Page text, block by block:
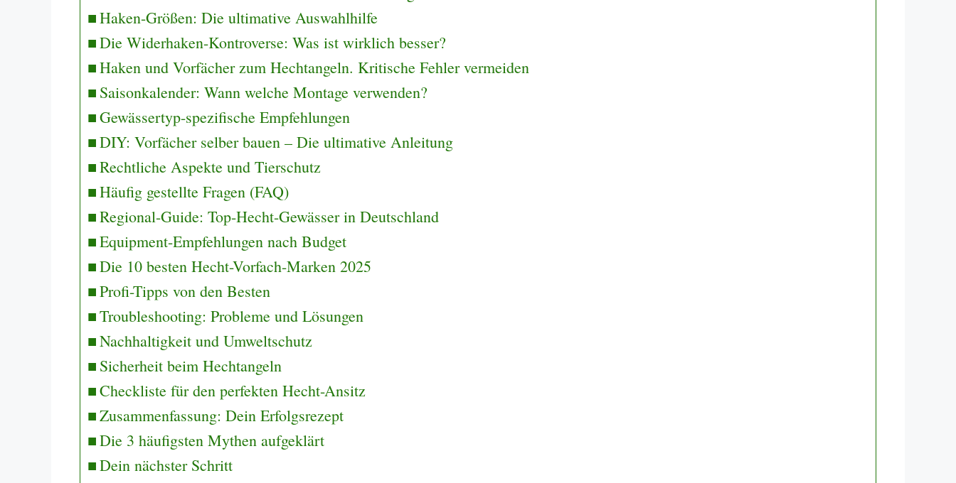
Haken-Größen: Die ultimative Auswahlhilfe
Die Widerhaken-Kontroverse: Was ist wirklich besser?
Haken und Vorfächer zum Hechtangeln. Kritische Fehler vermeiden
Saisonkalender: Wann welche Montage verwenden?
Gewässertyp-spezifische Empfehlungen
DIY: Vorfächer selber bauen – Die ultimative Anleitung
Rechtliche Aspekte und Tierschutz
Häufig gestellte Fragen (FAQ)
Regional-Guide: Top-Hecht-Gewässer in Deutschland
Equipment-Empfehlungen nach Budget
Die 10 besten Hecht-Vorfach-Marken 2025
Profi-Tipps von den Besten
Troubleshooting: Probleme und Lösungen
Nachhaltigkeit und Umweltschutz
Sicherheit beim Hechtangeln
Checkliste für den perfekten Hecht-Ansitz
Zusammenfassung: Dein Erfolgsrezept
Die 3 häufigsten Mythen aufgeklärt
Dein nächster Schritt